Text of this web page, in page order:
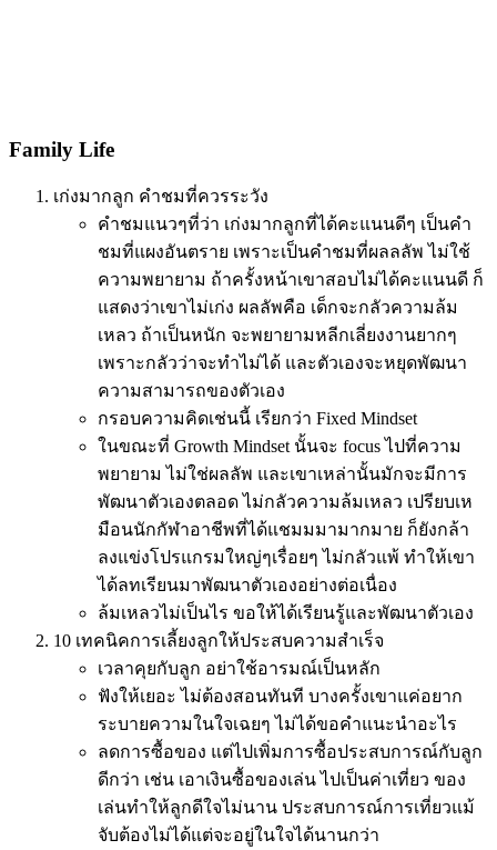
Family Life
เก่งมากลูก คำชมที่ควรระวัง
คำชมแนวๆที่ว่า เก่งมากลูกที่ได้คะแนนดีๆ เป็นคำ
ชมที่แผงอันตราย เพราะเป็นคำชมที่ผลลลัพ ไม่ใช้
ความพยายาม ถ้าครั้งหน้าเขาสอบไม่ได้คะแนนดี ก็
แสดงว่าเขาไม่เก่ง ผลลัพคือ เด็กจะกลัวความล้ม
เหลว ถ้าเป็นหนัก จะพยายามหลีกเลี่ยงงานยากๆ
เพราะกลัวว่าจะทำไม่ได้ และตัวเองจะหยุดพัฒนา
ความสามารถของตัวเอง
กรอบความคิดเช่นนี้ เรียกว่า Fixed Mindset
ในขณะที่ Growth Mindset นั้นจะ focus ไปที่ความ
พยายาม ไม่ใช่ผลลัพ และเขาเหล่านั้นมักจะมีการ
พัฒนาตัวเองตลอด ไม่กลัวความล้มเหลว เปรียบเห
มือนนักกัฬาอาชีพที่ได้แชมมมามากมาย ก็ยังกล้า
ลงแข่งโปรแกรมใหญ่ๆเรื่อยๆ ไม่กลัวแพ้ ทำให้เขา
ได้ลทเรียนมาพัฒนาตัวเองอย่างต่อเนื่อง
ล้มเหลวไม่เป็นไร ขอให้ได้เรียนรู้และพัฒนาตัวเอง
10 เทคนิคการเลี้ยงลูกให้ประสบความสำเร็จ
เวลาคุยกับลูก อย่าใช้อารมณ์เป็นหลัก
ฟังให้เยอะ ไม่ต้องสอนทันที บางครั้งเขาแค่อยาก
ระบายความในใจเฉยๆ ไม่ได้ขอคำแนะนำอะไร
ลดการซื้อของ แต่ไปเพิ่มการซื้อประสบการณ์กับลูก
ดีกว่า เช่น เอาเงินซื้อของเล่น ไปเป็นค่าเที่ยว ของ
เล่นทำให้ลูกดีใจไม่นาน ประสบการณ์การเที่ยวแม้
จับต้องไม่ได้แต่จะอยู่ในใจได้นานกว่า